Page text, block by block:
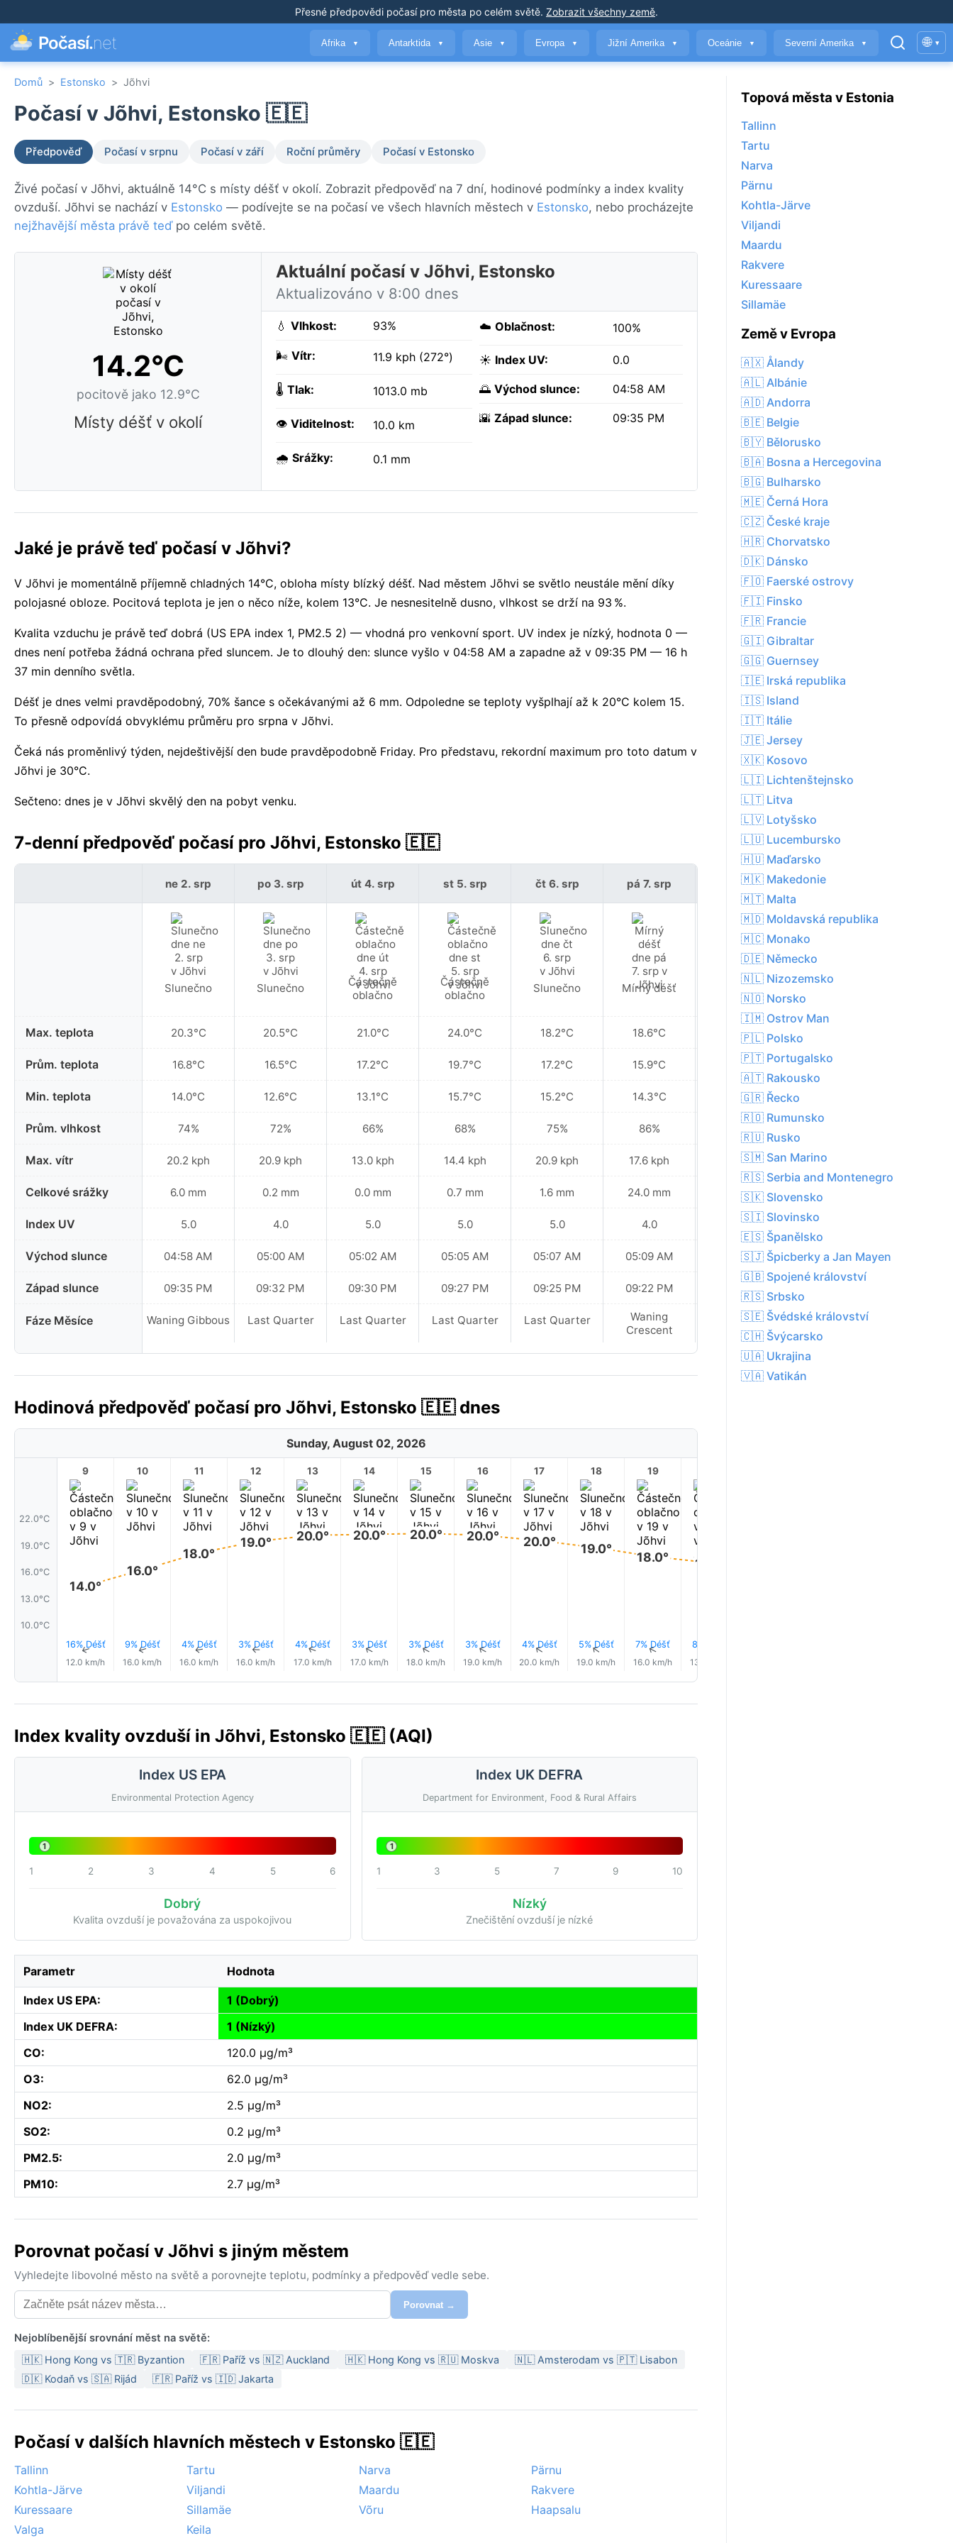
Přesné předpovědi počasípro města po celém světě. Zobrazit všechny země.
Počasí.net Afrika ▼ Antarktida ▼ Asie ▼ Evropa ▼ Jižní Amerika ▼ Oceánie ▼ Severní Amerika ▼ 🌐 ▾
Domů > Estonsko > Jõhvi
Počasí v Jõhvi, Estonsko 🇪🇪
Předpověď Počasí v srpnu Počasí v září Roční průměry Počasí v Estonsko
Živé počasí v Jõhvi, aktuálně 14°C s místy déšť v okolí. Zobrazit předpověď na 7 dní, hodinové podmínky a index kvality
ovzduší. Jõhvi se nachází v Estonsko — podívejte se na počasí ve všech hlavních městech v Estonsko, nebo procházejte
nejžhavější města právě teďpo celém světě.
14.2°C
pocitově jako 12.9°C
Místy déšť v okolí
Aktuální počasí v Jõhvi, Estonsko
Aktualizováno v 8:00 dnes
💧 Vlhkost: 93%
🌬️ Vítr: 11.9 kph (272°)
🌡️ Tlak: 1013.0 mb
👁️ Viditelnost: 10.0 km
🌧️ Srážky: 0.1 mm
☁️ Oblačnost: 100%
☀️ Index UV: 0.0
🌅 Východ slunce: 04:58 AM
🌇 Západ slunce: 09:35 PM
Jaké je právě teď počasí v Jõhvi?
V Jõhvi je momentálně příjemně chladných 14°C, obloha místy blízký déšť. Nad městem Jõhvi se světlo neustále mění díky
polojasné obloze. Pocitová teplota je jen o něco níže, kolem 13°C. Je nesnesitelně dusno, vlhkost se drží na 93 %.
Kvalita vzduchu je právě teď dobrá (US EPA index 1, PM2.5 2) — vhodná pro venkovní sport. UV index je nízký, hodnota 0 —
dnes není potřeba žádná ochrana před sluncem. Je to dlouhý den: slunce vyšlo v 04:58 AM a zapadne až v 09:35 PM — 16 h
37 min denního světla.
Déšť je dnes velmi pravděpodobný, 70% šance s očekávanými až 6 mm. Odpoledne se teploty vyšplhají až k 20°C kolem 15.
To přesně odpovídá obvyklému průměru pro srpna v Jõhvi.
Čeká nás proměnlivý týden, nejdeštivější den bude pravděpodobně Friday. Pro představu, rekordní maximum pro toto datum v
Jõhvi je 30°C.
Sečteno: dnes je v Jõhvi skvělý den na pobyt venku.
7-denní předpověď počasí pro Jõhvi, Estonsko 🇪🇪
Max. teplota
Prům. teplota
Min. teplota
Prům. vlhkost
Max. vítr
Celkové srážky
Index UV
Východ slunce
Západ slunce
Fáze Měsíce
ne 2. srp
Slunečno
20.3°C
16.8°C
14.0°C
74%
20.2 kph
6.0 mm
5.0
04:58 AM
09:35 PM
Waning Gibbous
po 3. srp
Slunečno
20.5°C
16.5°C
12.6°C
72%
20.9 kph
0.2 mm
4.0
05:00 AM
09:32 PM
Last Quarter
út 4. srp
Částečně
oblačno
21.0°C
17.2°C
13.1°C
66%
13.0 kph
0.0 mm
5.0
05:02 AM
09:30 PM
Last Quarter
st 5. srp
Částečně
oblačno
24.0°C
19.7°C
15.7°C
68%
14.4 kph
0.7 mm
5.0
05:05 AM
09:27 PM
Last Quarter
čt 6. srp
Slunečno
18.2°C
17.2°C
15.2°C
75%
20.9 kph
1.6 mm
5.0
05:07 AM
09:25 PM
Last Quarter
pá 7. srp
Mírný déšť
18.6°C
15.9°C
14.3°C
86%
17.6 kph
24.0 mm
4.0
05:09 AM
09:22 PM
Waning
Crescent
so 8. srp
Místy déšť v
okolí
18.7°C
16.5°C
14.4°C
14.8 kph
4.7 mm
5.0
05:11 AM
09:20 PM
Waning
Crescent
Hodinová předpověď počasí pro Jõhvi, Estonsko 🇪🇪 dnes
Sunday, August 02, 2026
22.0°C
19.0°C
16.0°C
13.0°C
10.0°C
9
14.0°
16% Déšť
↑
12.0 km/h
10
16.0°
9% Déšť
↑
16.0 km/h
11
18.0°
4% Déšť
↑
16.0 km/h
12
19.0°
3% Déšť
↑
16.0 km/h
13
20.0°
4% Déšť
↑
17.0 km/h
14
20.0°
3% Déšť
↑
17.0 km/h
15
20.0°
3% Déšť
↑
18.0 km/h
16
20.0°
3% Déšť
↑
19.0 km/h
17
20.0°
4% Déšť
↑
20.0 km/h
18
19.0°
5% Déšť
↑
19.0 km/h
19
18.0°
7% Déšť
↑
16.0 km/h
17.0°
8% Déšť
13.0 km/h
Index kvality ovzduší in Jõhvi, Estonsko 🇪🇪 (AQI)
Index US EPA
Environmental Protection Agency
1
1 2 3 4 5 6
Dobrý
Kvalita ovzduší je považována za uspokojivou
Index UK DEFRA
Department for Environment, Food & Rural Affairs
1
1 3 5 7 9 10
Nízký
Znečištění ovzduší je nízké
Parametr Hodnota
Index US EPA:
1 (Dobrý)
Index UK DEFRA:
1 (Nízký)
CO:
120.0 µg/m³
O3:
62.0 µg/m³
NO2:
2.5 µg/m³
SO2:
0.2 µg/m³
PM2.5:
2.0 µg/m³
PM10:
2.7 µg/m³
Porovnat počasí v Jõhvi s jiným městem
Vyhledejte libovolné město na světě a porovnejte teplotu, podmínky a předpověď vedle sebe.
Porovnat →
Nejoblíbenější srovnání měst na světě:
🇭🇰 Hong Kong vs 🇹🇷 Byzantion 🇫🇷 Paříž vs 🇳🇿 Auckland 🇭🇰 Hong Kong vs 🇷🇺 Moskva
🇳🇱 Amsterodam vs 🇵🇹 Lisabon
🇩🇰 Kodaň vs 🇸🇦 Rijád
🇫🇷 Paříž vs 🇮🇩 Jakarta
Počasí v dalších hlavních městech v Estonsko 🇪🇪
Tallinn Tartu Narva
Pärnu
Kohtla-Järve
Viljandi Maardu
Rakvere
Kuressaare
Sillamäe Võru
Haapsalu
Valga
Keila
Topová města v Estonia
Tallinn
Tartu
Narva
Pärnu
Kohtla-Järve
Viljandi
Maardu
Rakvere
Kuressaare
Sillamäe
Země v Evropa
🇦🇽 Ålandy
🇦🇱 Albánie
🇦🇩 Andorra
🇧🇪 Belgie
🇧🇾 Bělorusko
🇧🇦 Bosna a Hercegovina
🇧🇬 Bulharsko
🇲🇪 Černá Hora
🇨🇿 České kraje
🇭🇷 Chorvatsko
🇩🇰 Dánsko
🇫🇴 Faerské ostrovy
🇫🇮 Finsko
🇫🇷 Francie
🇬🇮 Gibraltar
🇬🇬 Guernsey
🇮🇪 Irská republika
🇮🇸 Island
🇮🇹 Itálie
🇯🇪 Jersey
🇽🇰 Kosovo
🇱🇮 Lichtenštejnsko
🇱🇹 Litva
🇱🇻 Lotyšsko
🇱🇺 Lucembursko
🇭🇺 Maďarsko
🇲🇰 Makedonie
🇲🇹 Malta
🇲🇩 Moldavská republika
🇲🇨 Monako
🇩🇪 Německo
🇳🇱 Nizozemsko
🇳🇴 Norsko
🇮🇲 Ostrov Man
🇵🇱 Polsko
🇵🇹 Portugalsko
🇦🇹 Rakousko
🇬🇷 Řecko
🇷🇴 Rumunsko
🇷🇺 Rusko
🇸🇲 San Marino
🇷🇸 Serbia and Montenegro
🇸🇰 Slovensko
🇸🇮 Slovinsko
🇪🇸 Španělsko
🇸🇯 Špicberky a Jan Mayen
🇬🇧 Spojené království
🇷🇸 Srbsko
🇸🇪 Švédské království
🇨🇭 Švýcarsko
🇺🇦 Ukrajina
🇻🇦 Vatikán